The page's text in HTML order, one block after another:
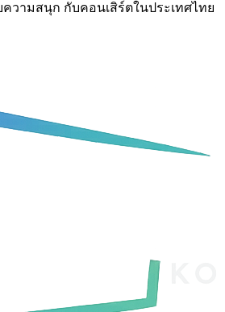
วามสนุก กับคอนเสิร์ตในประเทศไทย